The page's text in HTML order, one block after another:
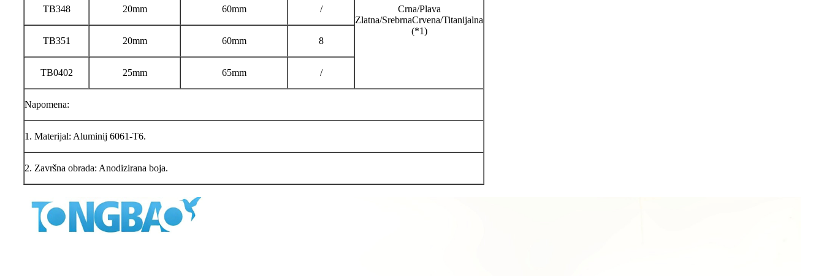
TB348 20mm 60mm /
Crna/Plava
Zlatna/SrebrnaCrvena/Titanijalna
(*1)
TB351
20mm 60mm 8
TB0402 25mm 65mm /
Napomena:
1. Materijal: Aluminij 6061‐T6.
2. Završna obrada: Anodizirana boja.